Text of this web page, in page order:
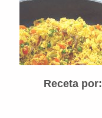
Receta por: